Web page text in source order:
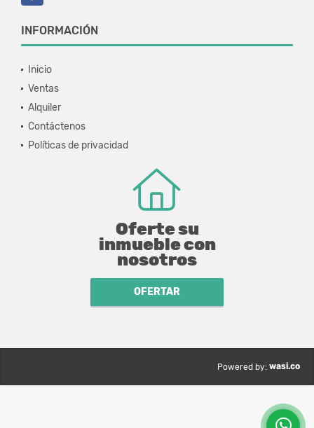
INFORMACIÓN
Inicio
Ventas
Alquiler
Contáctenos
Políticas de privacidad
Oferte su
inmueble con
nosotros
OFERTAR
Powered by: wasi.co